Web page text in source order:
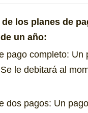
los planes de
un año:
pago completo: Un
le debitará al
dos pagos: Un